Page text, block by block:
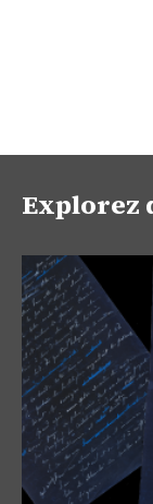
Explorez